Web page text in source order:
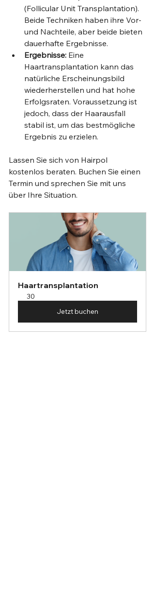
(Follicular Unit Transplantation).
Beide Techniken haben ihre Vor-
und Nachteile, aber beide bieten
dauerhafte Ergebnisse.
Ergebnisse: Eine
Haartransplantation kann das
natürliche Erscheinungsbild
wiederherstellen und hat hohe
Erfolgsraten. Voraussetzung ist
jedoch, dass der Haarausfall
stabil ist, um das bestmögliche
Ergebnis zu erzielen.
Lassen Sie sich von Hairpol
kostenlos beraten. Buchen Sie einen
Termin und sprechen Sie mit uns
über Ihre Situation.
Haartransplantation
30
Jetzt buchen